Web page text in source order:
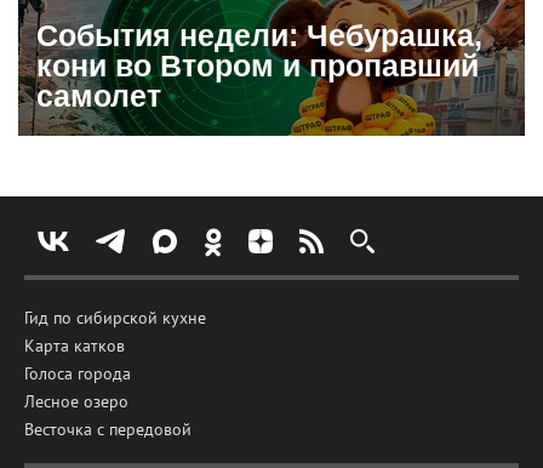
События недели: Чебурашка,
кони во Втором и пропавший
самолет
Гид по сибирской кухне
Карта катков
Голоса города
Лесное озеро
Весточка с передовой